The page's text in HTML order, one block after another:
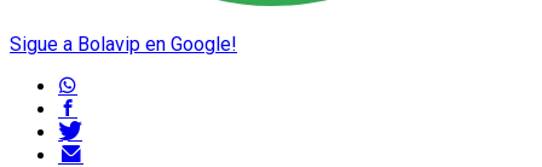
Sigue a Bolavip en Google!